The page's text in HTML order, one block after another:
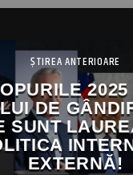
ȘTIREA ANTERIOARE
DE
SUNT
EXTERNĂ!